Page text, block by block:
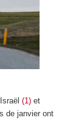
(1)et
de janvier ont